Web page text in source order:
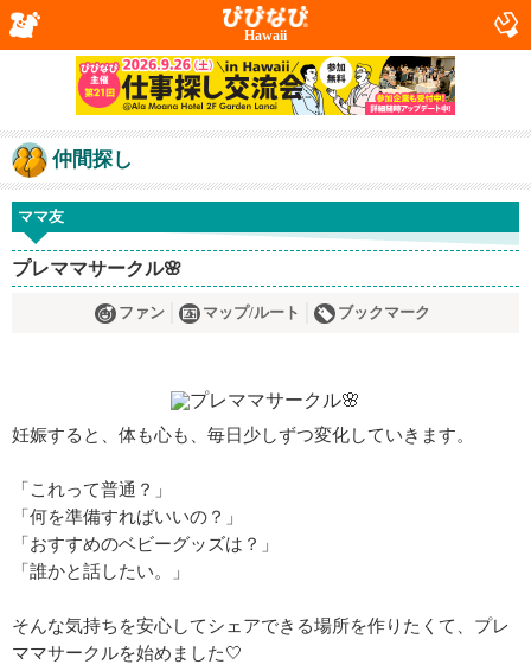
Hawaii
仲間探し
ママ友
プレママサークル🌸
ファン マップ/ルート ブックマーク
妊娠すると、体も心も、毎日少しずつ変化していきます。
「これって普通？」
「何を準備すればいいの？」
「おすすめのベビーグッズは？」
「誰かと話したい。」
そんな気持ちを安心してシェアできる場所を作りたくて、プレ
ママサークルを始めました🤍